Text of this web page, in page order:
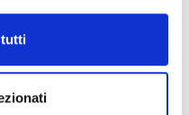
scuola secondaria di
primaria vanno
racconti.